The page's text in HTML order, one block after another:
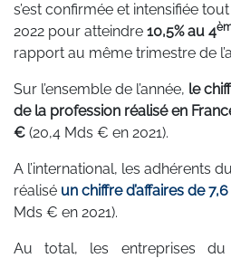
s’est confirmée et intensifiée
2022 pour atteindre 10,5% au 4
rapport au même trimestre de
Sur l’ensemble de l’année, le
de la profession réalisé en
€ (20,4 Mds € en 2021).
A l’international, les adhérents
réalisé un chiffre d’affaires de
Mds € en 2021).
Au total, les entreprises du